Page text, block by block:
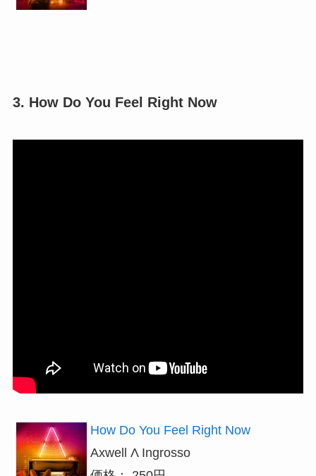
3. How Do You Feel Right Now
How Do You Feel Right Now
Axwell Λ Ingrosso